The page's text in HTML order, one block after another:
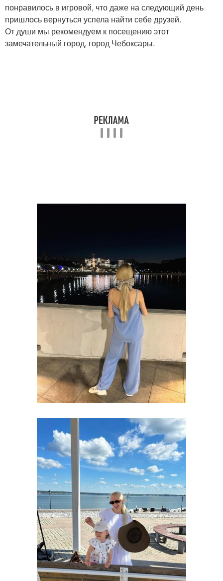
понравилось в игровой, что даже на следующий день
пришлось вернуться успела найти себе друзей.
От души мы рекомендуем к посещению этот
замечательный город, город Чебоксары.